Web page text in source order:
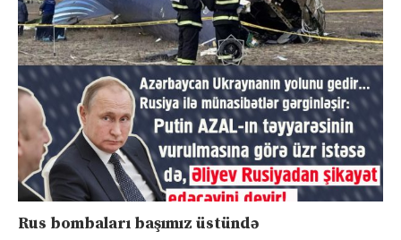
Rus bombaları başımız üstündə